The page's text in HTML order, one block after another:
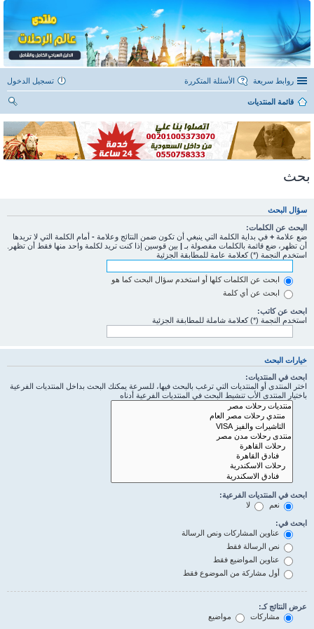
روابط سريعة الأسئلة المتكررة تسجيل الدخول
قائمة المنتديات
ث
بحث
سؤال البحث
البحث عن الكلمات:
ضع علامة + في بداية الكلمة التي ينبغي أن تكون ضمن النتائج وعلامة - أمام الكلمة التي لا تريدها
أن تظهر، ضع قائمة بالكلمات مفصولة بـ | بين قوسين إذا كنت تريد لكلمة واحد منها فقط أن تظهر.
استخدم النجمة (*) كعلامة عامة للمطابقة الجزئية
ابحث عن الكلمات كلها أو استخدم سؤال البحث كما هو
ابحث عن أي كلمة
ابحث عن كاتب:
استخدم النجمة (*) كعلامة شاملة للمطابقة الجزئية
خيارات البحث
ابحث في المنتديات:
اختر المنتدى أو المنتديات التي ترغب بالبحث فيها، للسرعة يمكنك البحث بداخل المنتديات الفرعية
باختيار المنتدى الأب تنشيط البحث في المنتديات الفرعية أدناه
ابحث في المنتديات الفرعية:
نعم
لا
ابحث في:
عناوين المشاركات ونص الرسالة
نص الرسالة فقط
عناوين المواضيع فقط
أول مشاركة من الموضوع فقط
عرض النتائج كـ:
مشاركات
مواضيع